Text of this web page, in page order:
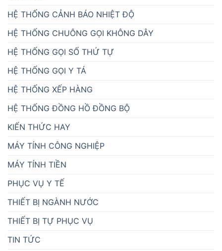
HỆ THỐNG CẢNH BÁO NHIỆT ĐỘ
HỆ THỐNG CHUÔNG GỌI KHÔNG DÂY
HỆ THỐNG GỌI SỐ THỨ TỰ
HỆ THỐNG GỌI Y TÁ
HỆ THỐNG XẾP HÀNG
HỆ THỐNG ĐỒNG HỒ ĐỒNG BỘ
KIẾN THỨC HAY
MÁY TÍNH CÔNG NGHIỆP
MÁY TÍNH TIỀN
PHỤC VỤ Y TẾ
THIẾT BỊ NGÀNH NƯỚC
THIẾT BỊ TỰ PHỤC VỤ
TIN TỨC